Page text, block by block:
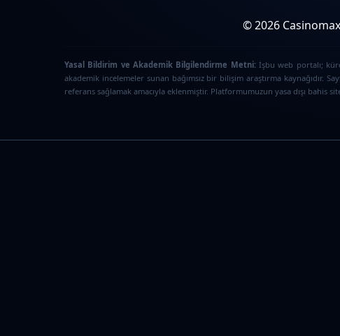
© 2026
Yasal Bildirim ve Akademik Bilgilendirme Metni:İşbu web portalı;
akademik incelemeler sunan bağımsız bir bilişim araştırma kaynağıdır.
referans sağlamak amacıyla eklenmiştir. Platformumuzun yasa dışı